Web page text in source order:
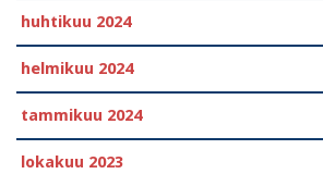
huhtikuu 2024
helmikuu 2024
tammikuu 2024
lokakuu 2023